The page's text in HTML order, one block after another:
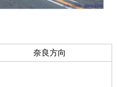
奈良方向